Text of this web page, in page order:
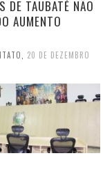
DE TAUBATÉ NÃO
AUMENTO
20 DE DEZEMBRO